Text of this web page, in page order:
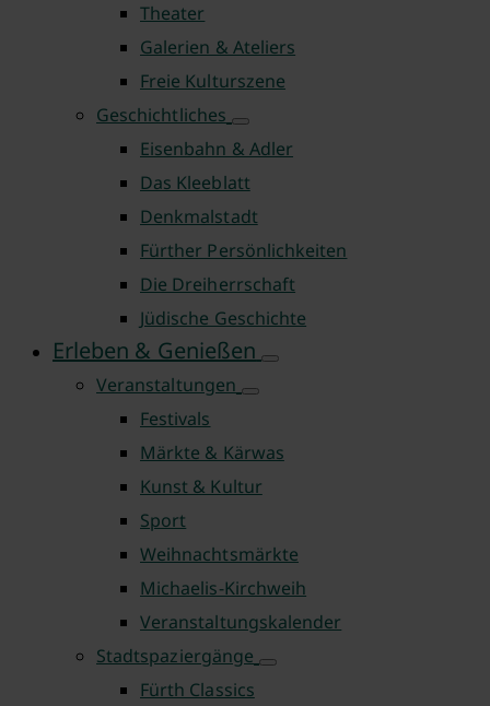
Theater
Galerien & Ateliers
Freie Kulturszene
Geschichtliches
Eisenbahn & Adler
Das Kleeblatt
Denkmalstadt
Fürther Persönlichkeiten
Die Dreiherrschaft
Jüdische Geschichte
Erleben & Genießen
Veranstaltungen
Festivals
Märkte & Kärwas
Kunst & Kultur
Sport
Weihnachtsmärkte
Michaelis-Kirchweih
Veranstaltungskalender
Stadtspaziergänge
Fürth Classics